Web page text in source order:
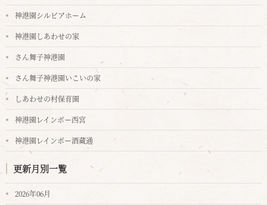
神港園シルビアホーム
神港園しあわせの家
さん舞子神港園
さん舞子神港園いこいの家
しあわせの村保育園
神港園レインボー西宮
神港園レインボー酒蔵通
更新月別一覧
2026年06月